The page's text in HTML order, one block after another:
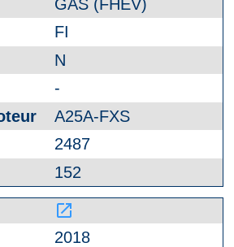
GAS (FHEV)
FI
N
-
A25A-FXS
2487
152
launch
2018